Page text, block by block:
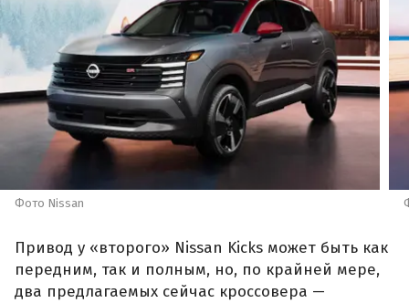
Фото Nissan
Привод у «второго» Nissan Kicks может быть как
передним, так и полным, но, по крайней мере,
два предлагаемых сейчас кроссовера —